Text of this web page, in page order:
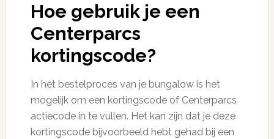
Hoe gebruik je een
Centerparcs
kortingscode?
In het bestelproces van je bungalow is het
mogelijk om een kortingscode of Centerparcs
actiecode in te vullen. Het kan zijn dat je deze
kortingscode bijvoorbeeld hebt gehad bij een